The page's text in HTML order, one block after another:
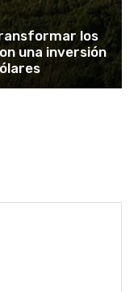
los
una inversión